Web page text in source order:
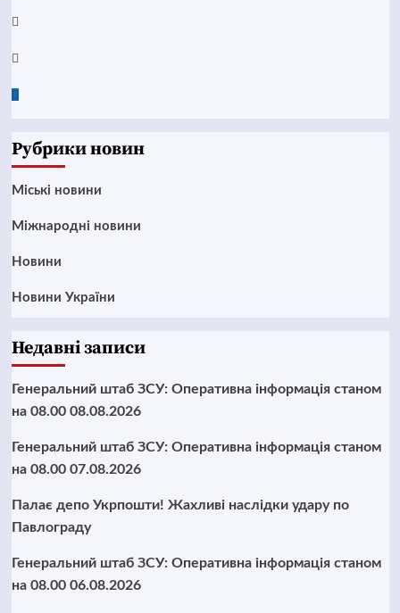
Instagram
Twitter
Google
Рубрики новин
Mіські новини
Міжнародні новини
Новини
Новини України
Недавні записи
Генеральний штаб ЗСУ: Оперативна інформація станом
на 08.00 08.08.2026
Генеральний штаб ЗСУ: Оперативна інформація станом
на 08.00 07.08.2026
Палає депо Укрпошти! Жахливі наслідки удару по
Павлограду
Генеральний штаб ЗСУ: Оперативна інформація станом
на 08.00 06.08.2026